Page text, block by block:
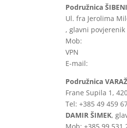
Podružnica
Ul. fra Jerolima
, glavni povjerenik
Mob:
VPN
E-mail:
Podružnica
Frane Supila 1,
Tel: +385 49 459
DAMIR ŠIMEK,